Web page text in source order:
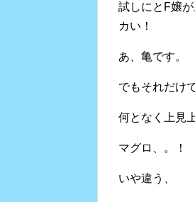
試しにとF嬢
カい！
あ、亀です。
でもそれだけ
何となく上見
マグロ、。！
いや違う、